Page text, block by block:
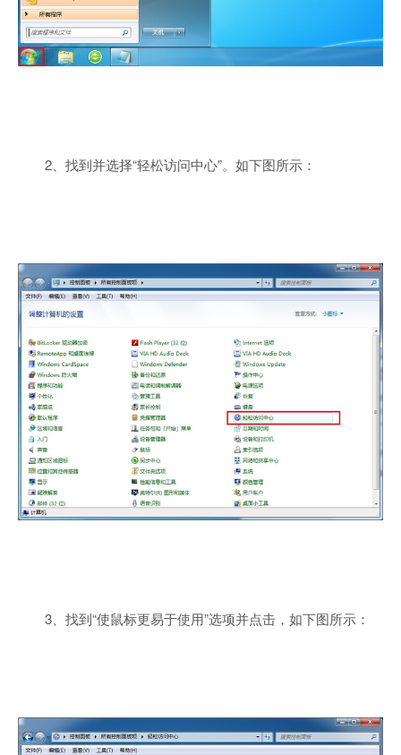
2、找到并选择“轻松访问中心”。如下图所示：
3、找到“使鼠标更易于使用”选项并点击，如下图所示：